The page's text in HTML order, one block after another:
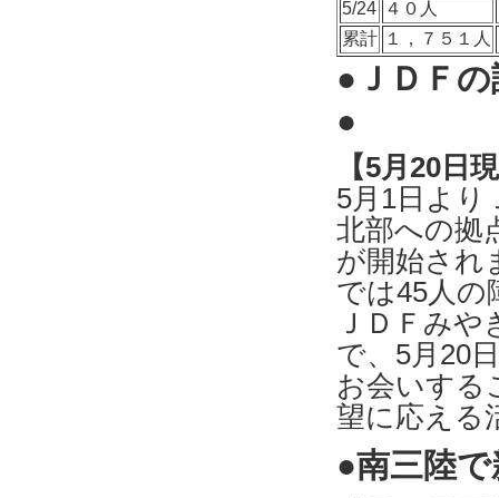
5/24 ４０人
累計 １，７５１人
●ＪＤＦ
●
【5月20日
5月1日より
北部への拠
が開始され
では45人の
ＪＤＦみ
で、5月20
お会いする
望に応える
●南三陸